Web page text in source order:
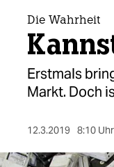
Die Wahrheit
Erstmals
Markt. Doch
12.3.2019 8:10 Uhr